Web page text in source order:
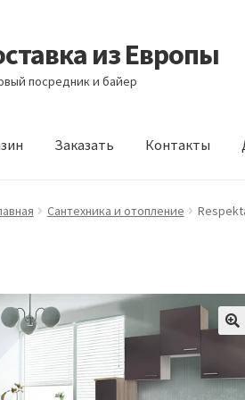
из Европы
посредник и байер
Заказать Контакты
Доставка из Европы Заказать
Сантехника и отопление